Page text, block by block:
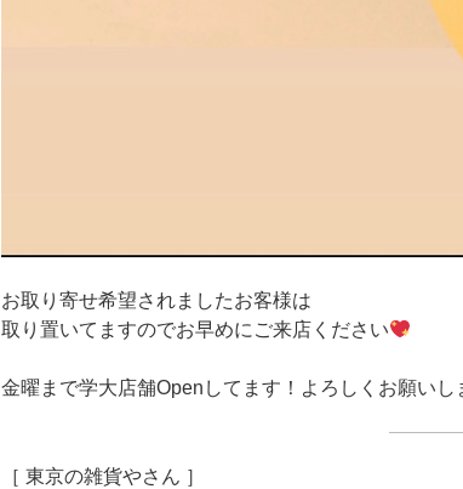
お取り寄せ希望されましたお客様は
取り置いてますのでお早めにご来店ください
金曜まで学大店舗Openしてます！よろしくお願いし
［ 東京の雑貨やさん ］